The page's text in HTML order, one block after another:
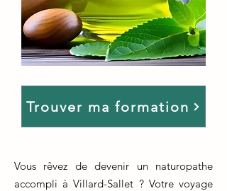
Trouver ma formation
Vous rêvez de devenir un naturopathe
accompli à Villard-Sallet ? Votre voyage